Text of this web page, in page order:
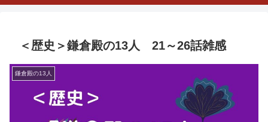
＜歴史＞鎌倉殿の13人 21～26話雑感
鎌倉殿の13人